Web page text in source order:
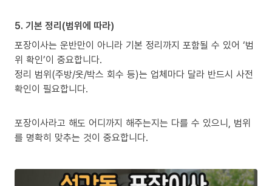
5. 기본 정리(범위에 따라)
포장이사는 운반만이 아니라 기본 정리까지 포함될 수 있어 ‘범
위 확인’이 중요합니다.
정리 범위(주방/옷/박스 회수 등)는 업체마다 달라 반드시 사전
확인이 필요합니다.
포장이사라고 해도 어디까지 해주는지는 다를 수 있으니, 범위
를 명확히 맞추는 것이 중요합니다.